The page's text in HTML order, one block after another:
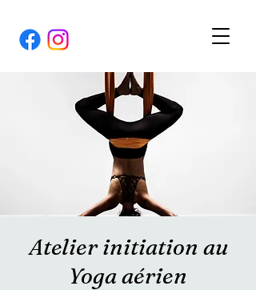
Atelier initiation au
Yoga aérien